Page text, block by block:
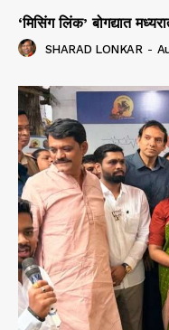
‘मिसिंग लिंक’ बोगद्यात
SHARAD LONKAR -